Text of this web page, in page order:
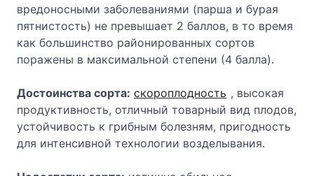
вредоносными заболеваниями (парша и бурая
пятнистость) не превышает 2 баллов, в то время
как большинство районированных сортов
поражены в максимальной степени (4 балла).
Достоинства сорта: скороплодность , высокая
продуктивность, отличный товарный вид плодов,
устойчивость к грибным болезням, при­годность
для интенсивной технологии возделывания.